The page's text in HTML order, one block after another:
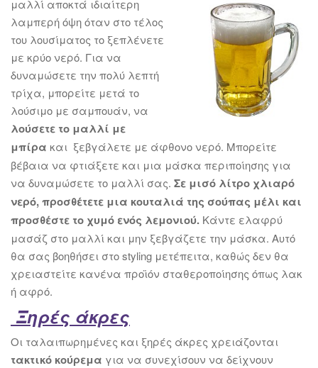
μαλλί αποκτά ιδιαίτερη
λαμπερή όψη όταν στο τέλος
του λουσίματος το ξεπλένετε
με κρύο νερό. Για να
δυναμώσετε την πολύ λεπτή
τρίχα, μπορείτε μετά το
λούσιμο με σαμπουάν, να
λούσετε το μαλλί με
μπίρα και ξεβγάλετε με άφθονο νερό. Μπορείτε
βέβαια να φτιάξετε και μια μάσκα περιποίησης για
να δυναμώσετε το μαλλί σας. Σε μισό λίτρο χλιαρό
νερό, προσθέτετε μια κουταλιά της σούπας μέλι και
προσθέστε το χυμό ενός λεμονιού. Κάντε ελαφρύ
μασάζ στο μαλλί και μην ξεβγάζετε την μάσκα. Αυτό
θα σας βοηθήσει στο styling μετέπειτα, καθώς δεν θα
χρειαστείτε κανένα προϊόν σταθεροποίησης όπως λακ
ή αφρό.
Ξηρές άκρες
Οι ταλαιπωρημένες και ξηρές άκρες χρειάζονται
τακτικό κούρεμα για να συνεχίσουν να δείχνουν